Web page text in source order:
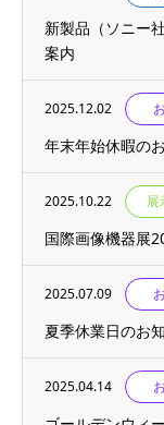
新製品（ソニー
案内
2025.12.02
年末年始休暇の
2025.10.22 展
国際画像機器展
2025.07.09
夏季休業日のお
2025.04.14